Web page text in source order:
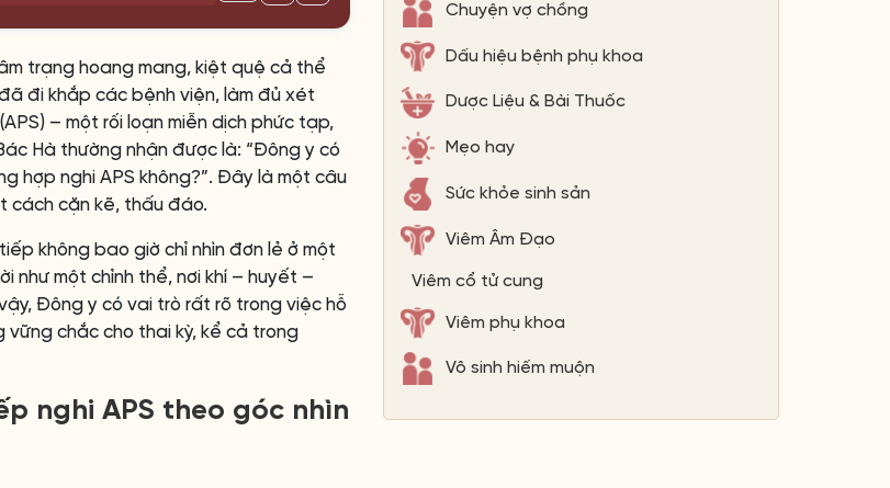
trạng hoang mang, kiệt quệ cả thể
đi khắp các bệnh viện, làm đủ xét
– một rối loạn miễn dịch phức tạp,
Hà thường nhận được là: “Đông y có
hợp nghi APS không?”. Đây là một câu
cách cặn kẽ, thấu đáo.
không bao giờ chỉ nhìn đơn lẻ ở một
như một chỉnh thể, nơi khí – huyết –
Đông y có vai trò rất rõ trong việc hỗ
chắc cho thai kỳ, kể cả trong
nghi APS theo góc nhìn
Chuyện vợ chồng
Dấu hiệu bệnh phụ khoa
Dược Liệu & Bài Thuốc
Mẹo hay
Sức khỏe sinh sản
Viêm Âm Đạo
Viêm cổ tử cung
Viêm phụ khoa
Vô sinh hiếm muộn